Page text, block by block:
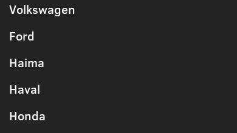
Volkswagen
Ford
Haima
Haval
Honda